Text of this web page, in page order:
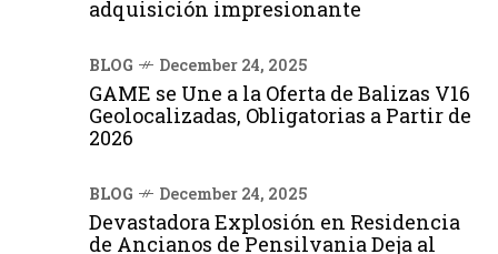
adquisición impresionante
BLOG December 24, 2025
GAME se Une a la Oferta de Balizas V16
Geolocalizadas, Obligatorias a Partir de
2026
BLOG December 24, 2025
Devastadora Explosión en Residencia
de Ancianos de Pensilvania Deja al